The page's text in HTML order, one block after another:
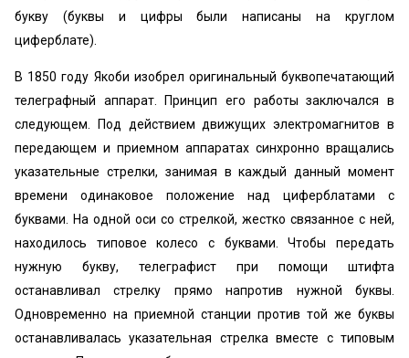
букву (буквы и цифры были написаны на круглом
циферблате).
В 1850 году Якоби изобрел оригинальный буквопечатающий
телеграфный аппарат. Принцип его работы заключался в
следующем. Под действием движущих электромагнитов в
передающем и приемном аппаратах синхронно вращались
указательные стрелки, занимая в каждый данный момент
времени одинаковое положение над циферблатами с
буквами. На одной оси со стрелкой, жестко связанное с ней,
находилось типовое колесо с буквами. Чтобы передать
нужную букву, телеграфист при помощи штифта
останавливал стрелку прямо напротив нужной буквы.
Одновременно на приемной станции против той же буквы
останавливалась указательная стрелка вместе с типовым